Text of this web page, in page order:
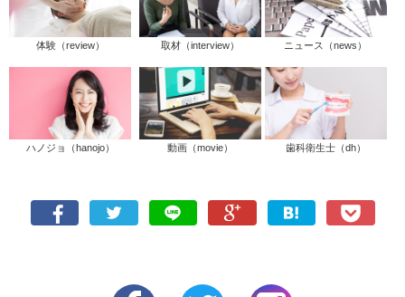
体験（review） 取材（interview） ニュース（news）
ハノジョ（hanojo） 動画（movie） 歯科衛生士（dh）